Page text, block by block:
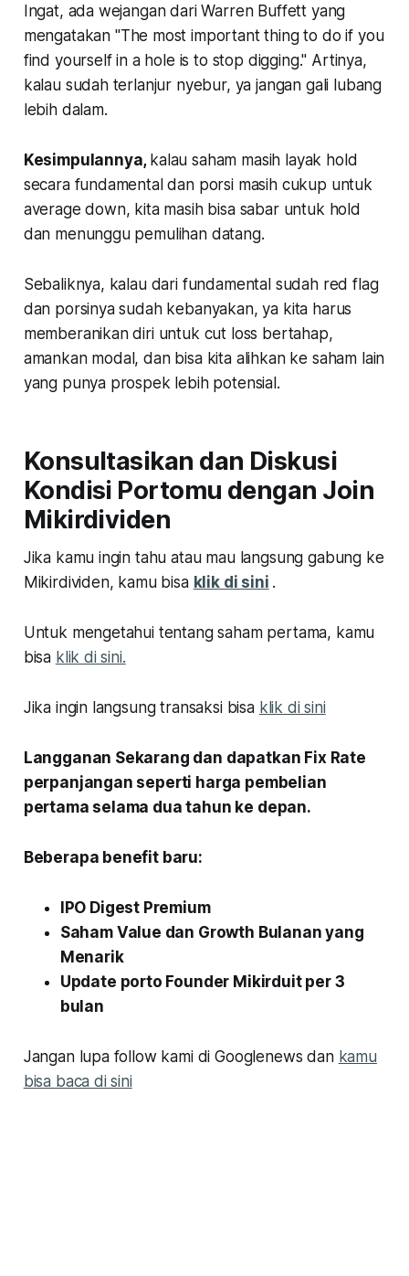
Ingat, ada wejangan dari Warren Buffett yang
mengatakan "The most important thing to do if you
find yourself in a hole is to stop digging." Artinya,
kalau sudah terlanjur nyebur, ya jangan gali lubang
lebih dalam.
Kesimpulannya, kalau saham masih layak hold
secara fundamental dan porsi masih cukup untuk
average down, kita masih bisa sabar untuk hold
dan menunggu pemulihan datang.
Sebaliknya, kalau dari fundamental sudah red flag
dan porsinya sudah kebanyakan, ya kita harus
memberanikan diri untuk cut loss bertahap,
amankan modal, dan bisa kita alihkan ke saham lain
yang punya prospek lebih potensial.
Konsultasikan dan Diskusi
Kondisi Portomu dengan Join
Mikirdividen
Jika kamu ingin tahu atau mau langsung gabung ke
Mikirdividen, kamu bisa klik di sini .
Untuk mengetahui tentang saham pertama, kamu
bisa klik di sini.
Jika ingin langsung transaksi bisa klik di sini
Langganan Sekarang dan dapatkan Fix Rate
perpanjangan seperti harga pembelian
pertama selama dua tahun ke depan.
Beberapa benefit baru:
IPO Digest Premium
Saham Value dan Growth Bulanan yang
Menarik
Update porto Founder Mikirduit per 3
bulan
Jangan lupa follow kami di Googlenews dan kamu
bisa baca di sini